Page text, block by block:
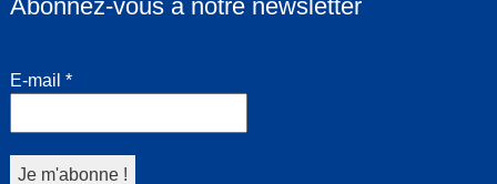
Abonnez-vous à notre newsletter
E-mail *